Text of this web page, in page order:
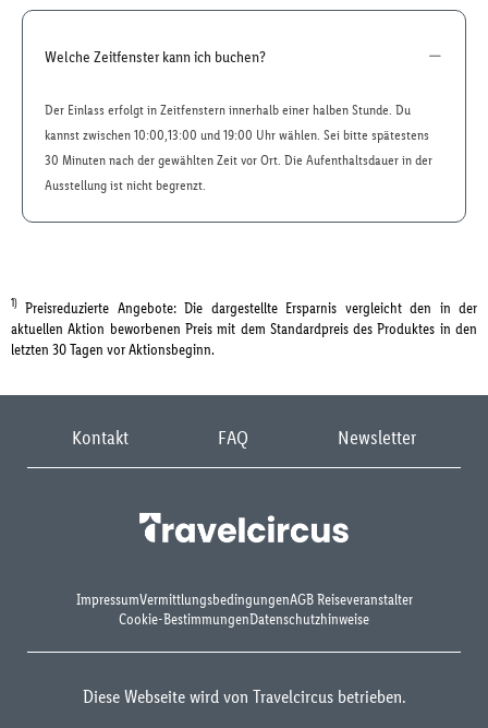
Welche Zeitfenster kann ich buchen?
Der Einlass erfolgt in Zeitfenstern innerhalb einer halben Stunde. Du
kannst zwischen 10:00,13:00 und 19:00 Uhr wählen. Sei bitte spätestens
30 Minuten nach der gewählten Zeit vor Ort. Die Aufenthaltsdauer in der
Ausstellung ist nicht begrenzt.
1) Preisreduzierte Angebote: Die dargestellte Ersparnis vergleicht den in der
aktuellen Aktion beworbenen Preis mit dem Standardpreis des Produktes in den
letzten 30 Tagen vor Aktionsbeginn.
Kontakt FAQ Newsletter
ImpressumVermittlungsbedingungenAGB Reiseveranstalter
Cookie-BestimmungenDatenschutzhinweise
Diese Webseite wird von Travelcircus betrieben.